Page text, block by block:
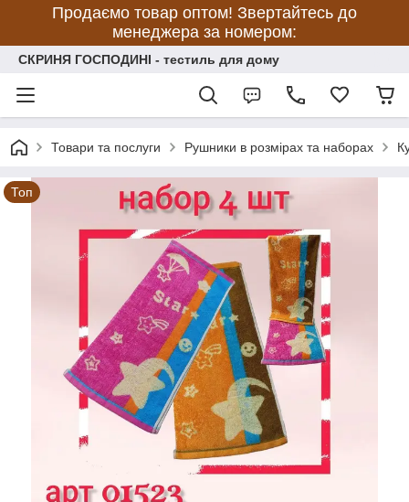
Продаємо товар оптом! Звертайтесь до
менеджера за номером:
СКРИНЯ ГОСПОДИНІ - тестиль для дому
Товари та послуги Рушники в розмірах та наборах
Топ